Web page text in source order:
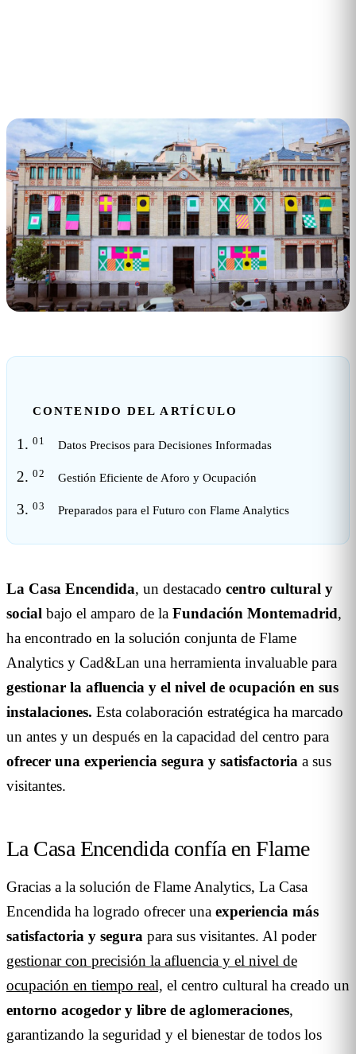
CONTENIDO DEL ARTÍCULO
Datos Precisos para Decisiones Informadas
Gestión Eficiente de Aforo y Ocupación
Preparados para el Futuro con Flame Analytics
La Casa Encendida, un destacado centro cultural y
social bajo el amparo de la Fundación Montemadrid,
ha encontrado en la solución conjunta de Flame
Analytics y Cad&Lan una herramienta invaluable para
gestionar la afluencia y el nivel de ocupación en sus
instalaciones. Esta colaboración estratégica ha marcado
un antes y un después en la capacidad del centro para
ofrecer una experiencia segura y satisfactoria a sus
visitantes.
La Casa Encendida confía en Flame
Gracias a la solución de Flame Analytics, La Casa
Encendida ha logrado ofrecer una experiencia más
satisfactoria y segura para sus visitantes. Al poder
gestionar con precisión la afluencia y el nivel de
ocupación en tiempo real, el centro cultural ha creado un
entorno acogedor y libre de aglomeraciones,
garantizando la seguridad y el bienestar de todos los